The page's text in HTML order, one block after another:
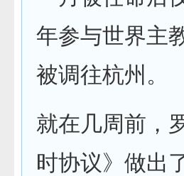
年参与世界主
被调往杭州。
就在几周前，
时协议》做出